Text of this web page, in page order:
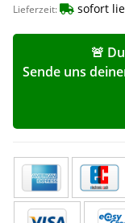
Lieferzeit: sofort
🚨
Sende uns